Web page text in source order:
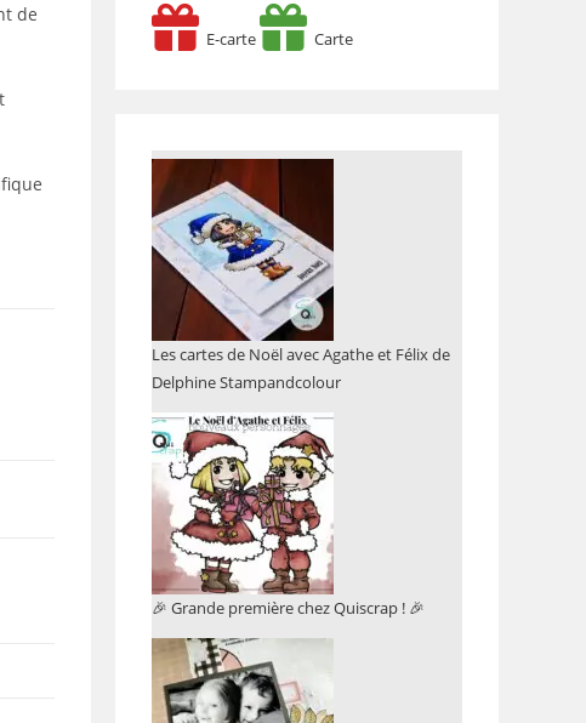
de
E-carte Carte
Les cartes de Noël avec Agathe et Félix de
Delphine Stampandcolour
🎉 Grande première chez Quiscrap ! 🎉